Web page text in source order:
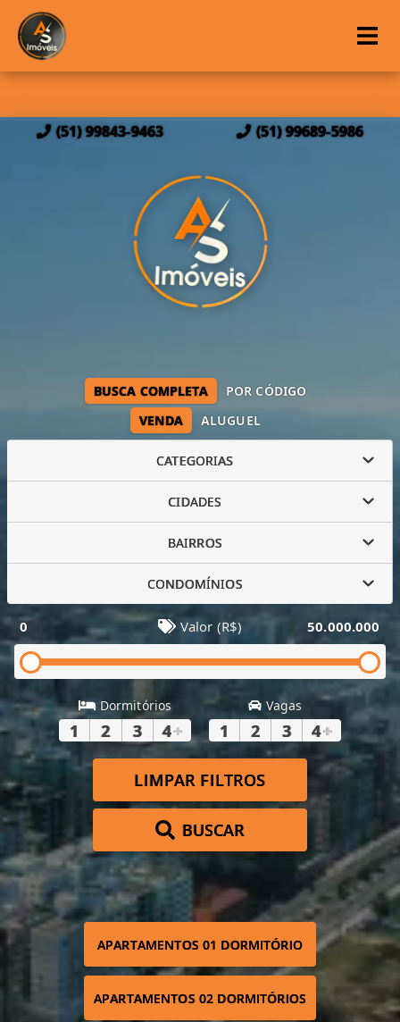
(51) 99843-9463 (51) 99689-5986
VENDA ALUGUEL
BUSCA COMPLETA POR CÓDIGO
CATEGORIAS
CIDADES
BAIRROS
CONDOMÍNIOS
0 Valor (R$) 50.000.000
Dormitórios
1 2 3 4+
Vagas
1 2 3 4+
LIMPAR FILTROS
BUSCAR
APARTAMENTOS 01 DORMITÓRIO
APARTAMENTOS 02 DORMITÓRIOS